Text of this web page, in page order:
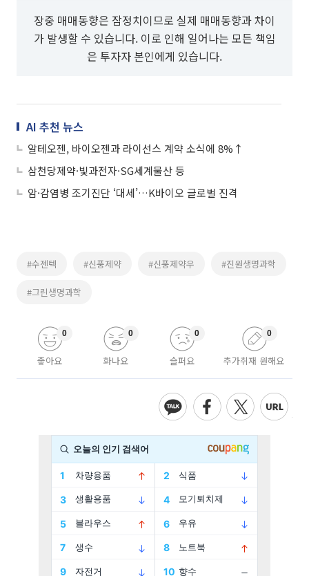
장중 매매동향은 잠정치이므로 실제 매매동향과 차이
가 발생할 수 있습니다. 이로 인해 일어나는 모든 책임
은 투자자 본인에게 있습니다.
AI 추천 뉴스
알테오젠, 바이오젠과 라이선스 계약 소식에 8%↑
삼천당제약·빛과전자·SG세계물산 등
암·감염병 조기진단 ‘대세’…K바이오 글로벌 진격
#수젠텍 #신풍제약 #신풍제약우 #진원생명과학
#그린생명과학
좋아요
0
화나요
0
슬퍼요
0
추가취재 원해요
0